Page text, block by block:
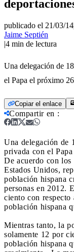
publicado el 21/03/14
Jaime Septién
|4 min de lectura
Una delegación de
el Papa el próximo
Copiar el enlace
Compartir en :
Una delegación de
privada con el
De acuerdo con
Estados Unidos,
población hispana
personas en 2012.
ciento con respecto
población hispana
Mientras tanto, la
solamente 12 por
población hispana